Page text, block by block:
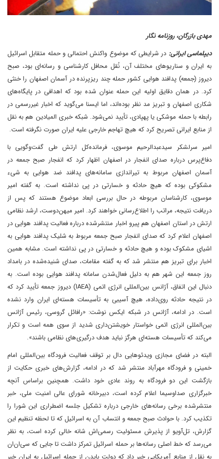
مهدی بازرگان، روزنامه نگار
دیپلماسی ایرانی: در شرایطی که موضوع واکنش احتمالی و حمله متقابل اسرائیل
به ایران و سناریوهای مختلف آن، نُقل محافل کارشناسی و رسانه‌ای بود، صبح
دیروز (جمعه) پدافند هوایی کشور حمله چند ریزپرنده در آسمان اصفهان را خنثی
کرد. در همان دقایق اولیه این حمله عنوان شده بود که اهدافی در پایگاه‌های
شکاری اصفهان و تبریز مد نظر بوده‌اند، اما ایسنا می‌گوید که اخبار غیررسمی در
رابطه با حمله موشکی یا پهپادی، تأیید نمی‌شود. شبکه خبری المیادین هم به نقل
از منابع ایرانی تصریح کرد که هیچ تهاجم خارجی علیه ایران صورت نگرفته است.
امیر سرلشکر سیدعبدالرحیم موسوی، فرمانده‌کل ارتش طی گفت‌وگویی با
دفاع‌پرس درباره صدای انفجار در اصفهان اظهار کرد که انفجار صبح جمعه در
آسمان اصفهان مربوط به تیراندازی سامانه‌های پدافند ضد هوایی به شیء
مشکوکی بوده که هیچ حادثه و خسارتی در پی نداشته است. به گفته امیر
موسوی، کارشناسان مربوطه در حال بررسی ابعاد موضوع هستند که پس از
دریافت نتیجه، مراتب را اطلاع‌رسانی خواهند کرد. امیر میهن‌دوست، ارشد نظامی
ارتش در استان اصفهان هم پیرو اخبار منتشرشده درباره فعالیت پدافند هوایی در
اصفهان اعلام کرد که صدای انفجار صبح جمعه مربوط به شلیک پدافند هوایی به
اشیای مشکوک بوده و هیچ حادثه و خسارتی در پی نداشته است. مشابه همین
اخبار برای تبریز هم منتشر شد که به گفته مقامات، صدای شنیده‌شده در بامداد
روز جمعه این شهر هم به دلیل فعال‌شدن سامانه پدافند هوایی بوده است. به
دنبال این اتفاق، آژانس بین‌المللی انرژی اتمی (IAEA) دیروز جمعه تأیید کرد که
در نتیجه حادثه روی‌داده، هیچ آسیبی به تأسیسات هسته‌ای ایران وارد نشده
است. در ادامه، آژانس در شبکه ایکس نوشت: «رافائل گروسی، رئیس آژانس
بین‌المللی انرژی اتمی خواستار خویشتن‌داری شدید از سوی همه است و تکرار
می‌کند که تأسیسات هسته‌ای هرگز نباید هدف درگیری‌های نظامی باشند».
البته در فضای مجازی ویدئوهایی دال بر توقف فعالیت فرودگاه بین‌المللی امام
خمینی و فرودگاه مهرآباد منتشر شد که در ادامه، گزارش‌های خبری حکایت از
بازگشت این دو فرودگاه به روند عادی خود داشت. همچنین براساس آنچه
خبرگزاری صداوسیما اعلام کرده است، دبیرخانه شورای‌ عالی امنیت ملی، خبر
منتشرشده برخی رسانه‌های خارجی درباره تشکیل جلسه اضطراری این شورا را
تکذیب کرد. با حوادث صبح جمعه و انتساب آن به اسرائیل که تا لحظه تنظیم این
گزارش، تل‌آویو از پذیرش مسئولیت رسمی‌اش شانه خالی کرده است، به نظر
می‌رسد که خط اصلی رسانه‌ها بر حمله اسرائیل تمرکز داشت تا جایی که سی‌ان‌ان
به نقل از منابع آمریکایی خبر داد که دولت بایدن از حمله اسرائیل به ایران خبر